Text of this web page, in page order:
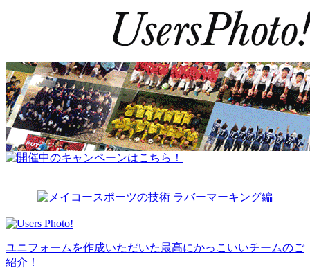
ユニフォームを作成いただいた最高にかっこいいチームのご
紹介！